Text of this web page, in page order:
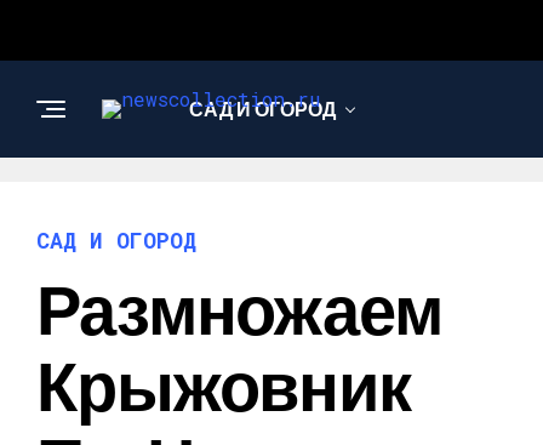
САД И ОГОРОД
САД И ОГОРОД
Размножаем
Крыжовник